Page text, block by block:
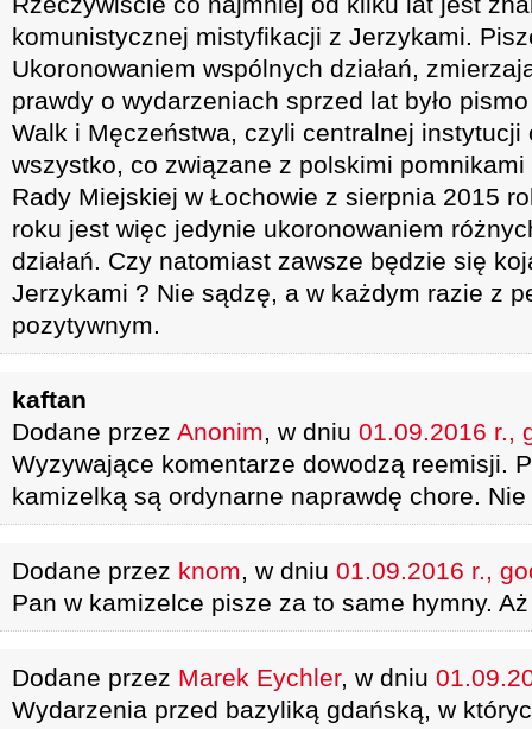
komunistycznej mistyfikacji z Jerzykami.
Ukoronowaniem wspólnych działań,
prawdy o wydarzeniach sprzed lat było
Walk i Męczeństwa, czyli centralnej instytucji
wszystko, co związane z polskimi
Rady Miejskiej w Łochowie z sierpnia 2015
roku jest więc jedynie ukoronowaniem
działań. Czy natomiast zawsze będzie się
Jerzykami ? Nie sądzę, a w każdym razie z
pozytywnym.
kaftan
Dodane przez Anonim, w dniu 01.09.2016 r.,
Wyzywające komentarze dowodzą reemisji.
kamizelką są ordynarne naprawdę chore.
Dodane przez knom, w dniu 01.09.2016 r.,
Pan w kamizelce pisze za to same hymny.
Dodane przez Marek Eychler, w dniu
Wydarzenia przed bazyliką gdańską, w